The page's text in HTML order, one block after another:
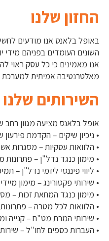
החזון שלנו
באופל בלאנס אנו מודעים
השונים העומדים בפניהם מידי
אנו מאמינים כי כל עסק ראוי
מאלטרנטיבה אמיתית למערכת
השירותים שלנו
אופל בלאנס מציעה מגוון
• ניכיון שיקים – הקדמת
• הלוואות עסקיות – מסגרות
• מימון כנגד נדל"ן – פתרונות
• ליווי פיננסי ליזמי נדל"ן –
• שירותי פקטורינג – מימון
• מימון כנגד המחאת זכות –
• הלוואות לכל מטרה –
• שירותי המרת מט"ח – קנייה
• העברות כספים לחו"ל –